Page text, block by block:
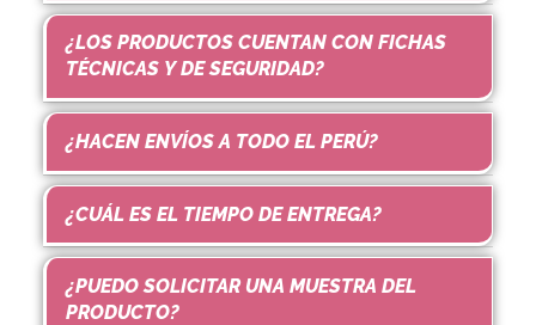
¿LOS PRODUCTOS CUENTAN CON FICHAS
TÉCNICAS Y DE SEGURIDAD?
¿HACEN ENVÍOS A TODO EL PERÚ?
¿CUÁL ES EL TIEMPO DE ENTREGA?
¿PUEDO SOLICITAR UNA MUESTRA DEL
PRODUCTO?